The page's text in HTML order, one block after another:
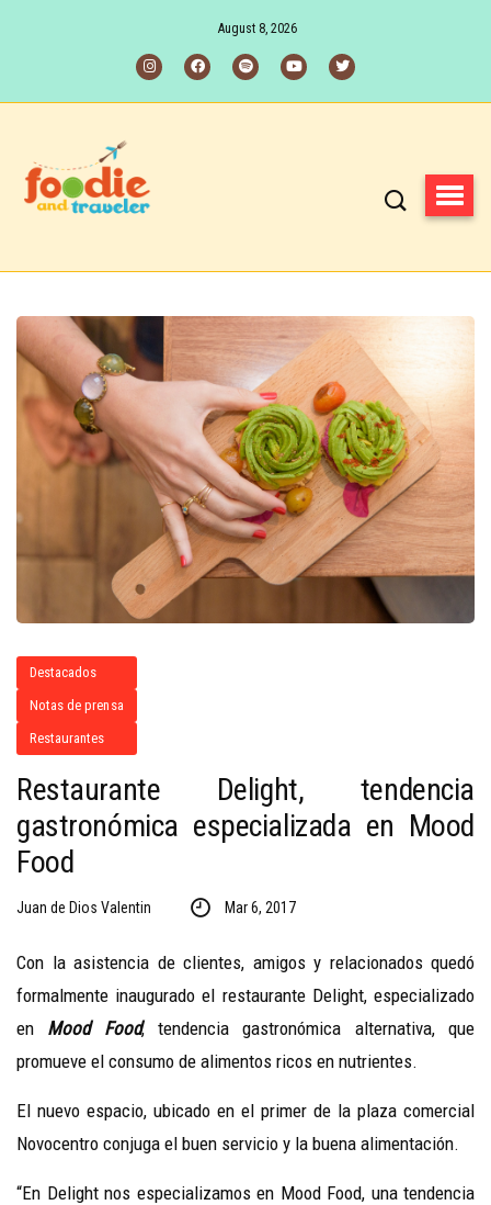
August 8, 2026
Destacados
Notas de prensa
Restaurantes
Restaurante Delight, tendencia
gastronómica especializada en Mood
Food
Juan de Dios Valentin Mar 6, 2017
Con la asistencia de clientes, amigos y relacionados quedó
formalmente inaugurado el restaurante Delight, especializado
en Mood Food, tendencia gastronómica alternativa, que
promueve el consumo de alimentos ricos en nutrientes.
El nuevo espacio, ubicado en el primer de la plaza comercial
Novocentro conjuga el buen servicio y la buena alimentación.
“En Delight nos especializamos en Mood Food, una tendencia